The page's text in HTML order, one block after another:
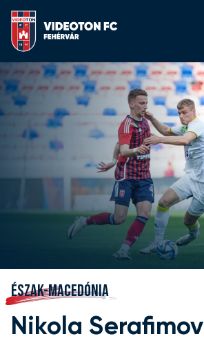
ÉSZAK-MACEDÓNIA
Nikola Serafimov